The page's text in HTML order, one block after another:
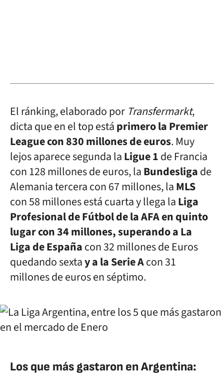
El ránking, elaborado por Transfermarkt,
dicta que en el top estáprimero la Premier
League con 830 millones de euros. Muy
lejos aparece segunda laLigue 1de Francia
con 128 millones de euros, laBundesligade
Alemania tercera con 67 millones, laMLS
con 58 millones está cuarta y llega laLiga
Profesional de Fútbol de la AFA en quinto
lugar con 34 millones, superando a La
Liga de Españacon 32 millones de Euros
quedando sextay a la Serie Acon 31
millones de euros en séptimo.
Los que más gastaron en Argentina: